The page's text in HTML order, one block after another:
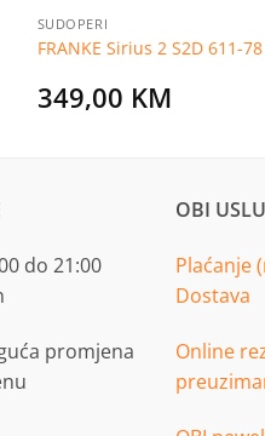
SUDOPERI
FRANKE Sirius 2 S2D 611-78
349,00 KM
do 21:00
promjena
OBI
Plaćanje
Dostava
Online